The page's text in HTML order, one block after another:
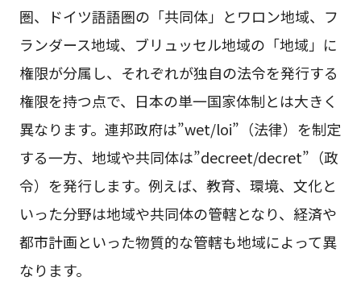
圏、ドイツ語語圏の「共同体」とワロン地域、フ
ランダース地域、ブリュッセル地域の「地域」に
権限が分属し、それぞれが独自の法令を発行する
権限を持つ点で、日本の単一国家体制とは大きく
異なります。連邦政府は”wet/loi”（法律）を制定
する一方、地域や共同体は”decreet/decret”（政
令）を発行します。例えば、教育、環境、文化と
いった分野は地域や共同体の管轄となり、経済や
都市計画といった物質的な管轄も地域によって異
なります。